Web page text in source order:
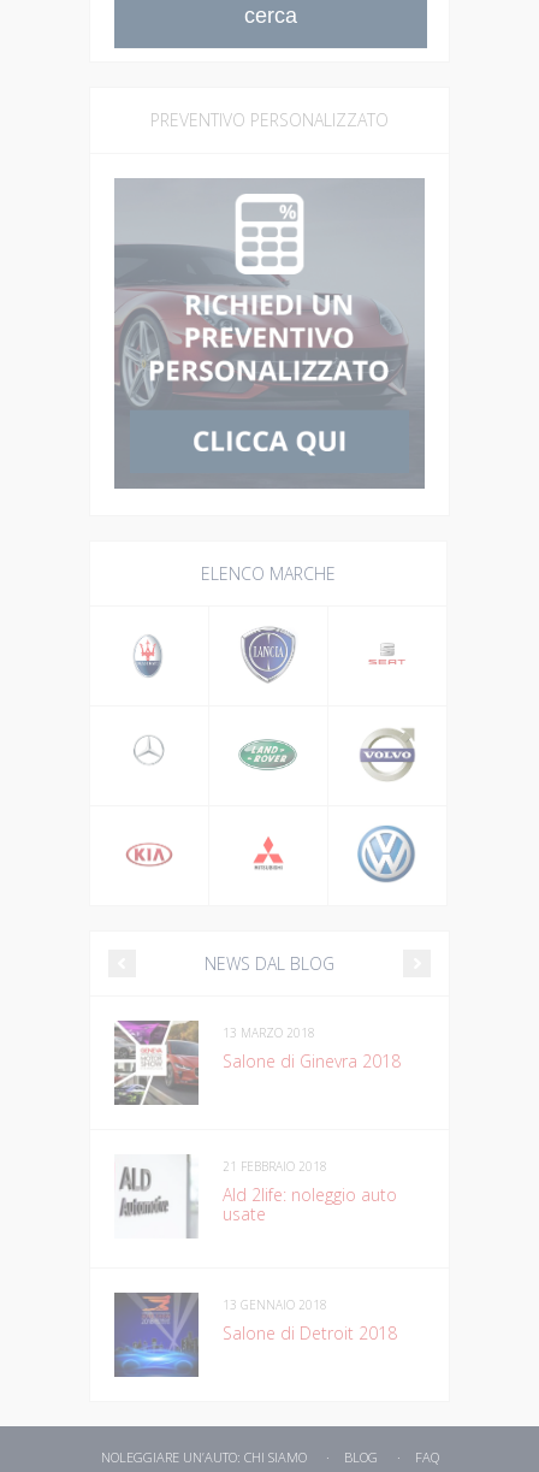
PREVENTIVO PERSONALIZZATO
ELENCO MARCHE
NEWS DAL BLOG
13 MARZO 2018
Salone di Ginevra 2018
21 FEBBRAIO 2018
Ald 2life: noleggio auto
usate
13 GENNAIO 2018
Salone di Detroit 2018
NOLEGGIARE UN’AUTO: CHI SIAMO BLOG FAQ